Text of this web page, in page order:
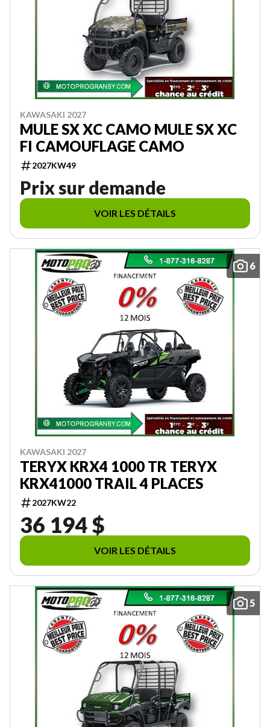
KAWASAKI 2027
MULE SX XC CAMO MULE SX XC
FI CAMOUFLAGE CAMO
2027KW49
Prix sur demande
VOIR LES DÉTAILS
6
KAWASAKI 2027
TERYX KRX4 1000 TR TERYX
KRX41000 TRAIL 4 PLACES
2027KW22
36 194 $
VOIR LES DÉTAILS
5